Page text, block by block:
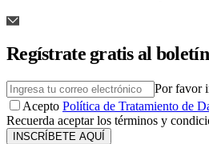
Regístrate gratis al
Por favor
Acepto Política de Tratamiento de
Recuerda aceptar los términos y
INSCRÍBETE AQUÍ